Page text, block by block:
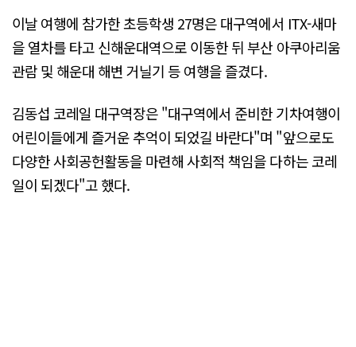
이날 여행에 참가한 초등학생 27명은 대구역에서 ITX-새마
을 열차를 타고 신해운대역으로 이동한 뒤 부산 아쿠아리움
관람 및 해운대 해변 거닐기 등 여행을 즐겼다.
김동섭 코레일 대구역장은 "대구역에서 준비한 기차여행이
어린이들에게 즐거운 추억이 되었길 바란다"며 "앞으로도
다양한 사회공헌활동을 마련해 사회적 책임을 다하는 코레
일이 되겠다"고 했다.